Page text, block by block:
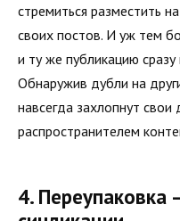
стремиться разместить
своих постов. И уж тем
и ту же публикацию
Обнаружив дубли на
навсегда захлопнут
распространителем
4.